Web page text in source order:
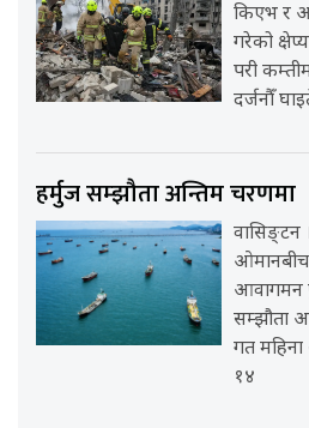
किएभ र
गरेको
परी
दर्जनौँ
हर्मुज सम्झौता अन्तिम चरणमा
वासिङ्टन
ओमानबीच
आवागमन
सम्झौता
गत
१४